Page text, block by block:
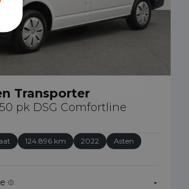
Transporter
pk DSG Comfortline
124.896 km 2022
Asten
-